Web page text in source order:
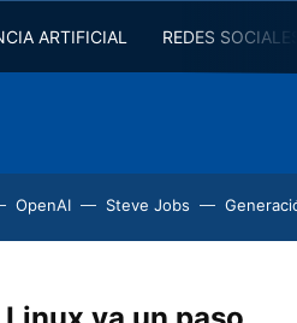
ARTIFICIAL REDES
OpenAI Steve Jobs